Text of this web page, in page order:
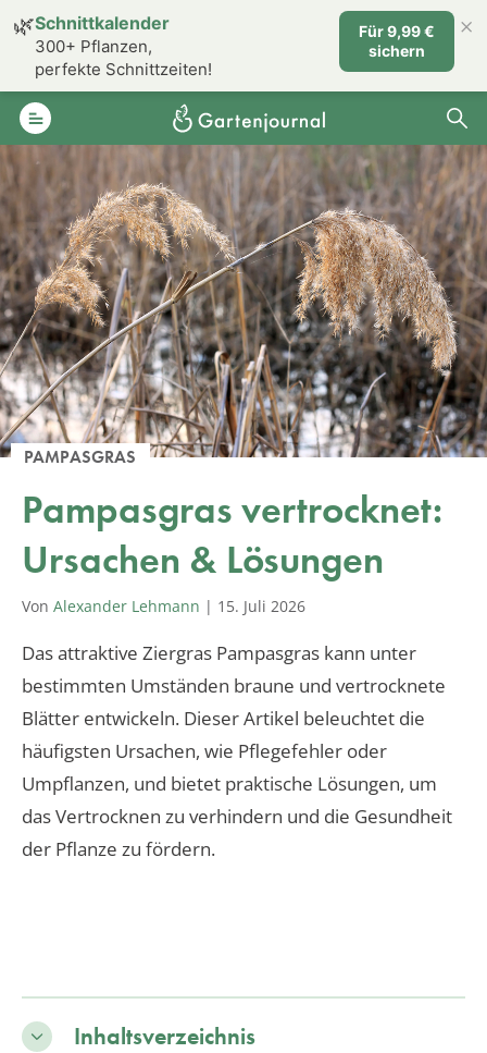
PAMPASGRAS
Pampasgras vertrocknet:
Ursachen & Lösungen
Von Alexander Lehmann | 15. Juli 2026
Das attraktive Ziergras Pampasgras kann unter
bestimmten Umständen braune und vertrocknete
Blätter entwickeln. Dieser Artikel beleuchtet die
häufigsten Ursachen, wie Pflegefehler oder
Umpflanzen, und bietet praktische Lösungen, um
das Vertrocknen zu verhindern und die Gesundheit
der Pflanze zu fördern.
Inhaltsverzeichnis
🌿Schnittkalender
300+ Pflanzen,
perfekte Schnittzeiten!
Für 9,99 €
sichern
×